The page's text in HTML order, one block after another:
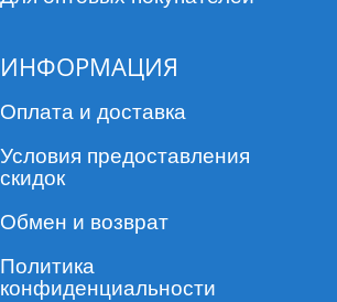
ИНФОРМАЦИЯ
Оплата и доставка
Условия предоставления
скидок
Обмен и возврат
Политика
конфиденциальности